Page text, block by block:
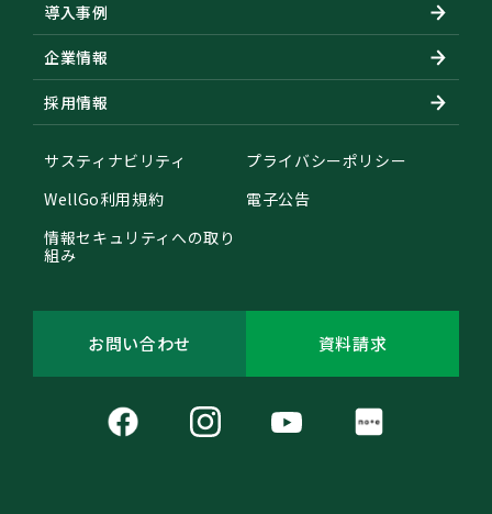
導入事例
企業情報
採用情報
サスティナビリティ
プライバシーポリシー
WellGo利用規約
電子公告
情報セキュリティへの取り
組み
お問い合わせ 資料請求